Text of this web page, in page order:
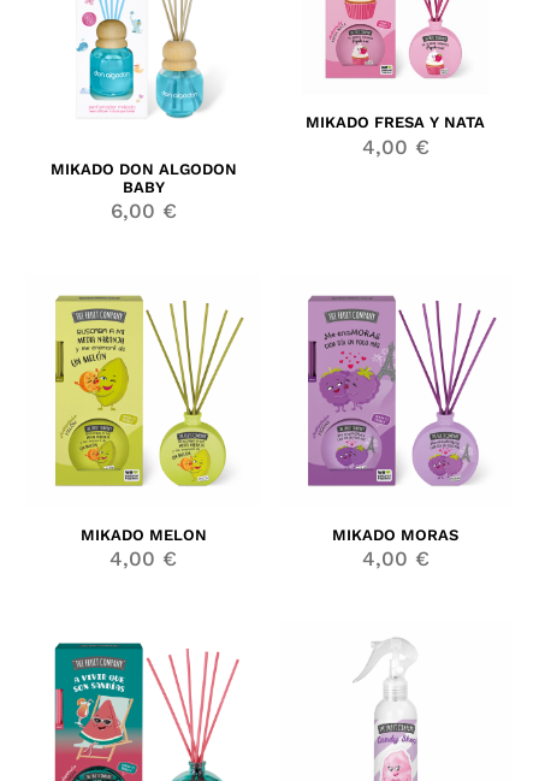
MIKADO DON ALGODON
BABY
6,00 €
MIKADO FRESA Y NATA
4,00 €
MIKADO MELON
4,00 €
MIKADO MORAS
4,00 €